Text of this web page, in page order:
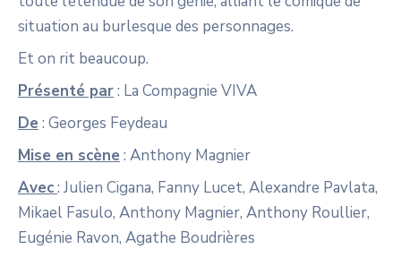
situation au burlesque des personnages.
Et on rit beaucoup.
Présenté par: La Compagnie VIVA
De : Georges Feydeau
Mise en scène : Anthony Magnier
Avec: Julien Cigana, Fanny Lucet, Alexandre Pavlata,
Mikael Fasulo, Anthony Magnier, Anthony Roullier,
Eugénie Ravon, Agathe Boudrières